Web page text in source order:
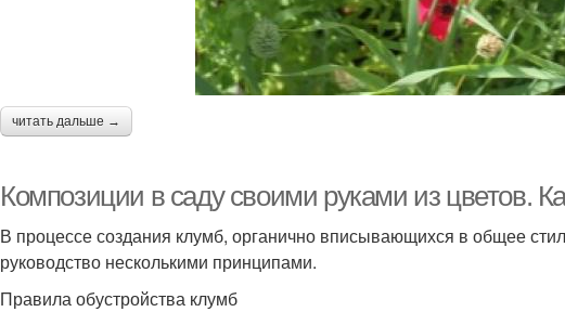
читать дальше →
Композиции в саду своими руками из цветов.
В процессе создания клумб, органично вписывающихся в общее
руководство несколькими принципами.
Правила обустройства клумб